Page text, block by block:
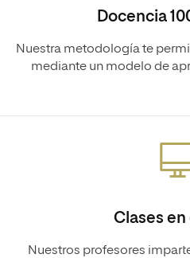
Docencia
Nuestra metodología te
mediante un modelo de
Clases
Nuestros profesores